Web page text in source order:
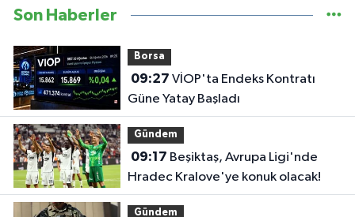
Son Haberler
Borsa
09:27
Güne Yatay Başladı
Gündem
09:17
Hradec Kralove'ye konuk olacak!
Gündem